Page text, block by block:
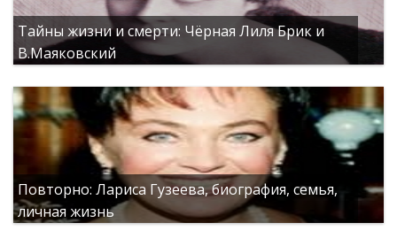
Тайны жизни и смерти: Чёрная Лиля Брик и
В.Маяковский
Повторно: Лариса Гузеева, биография, семья,
личная жизнь